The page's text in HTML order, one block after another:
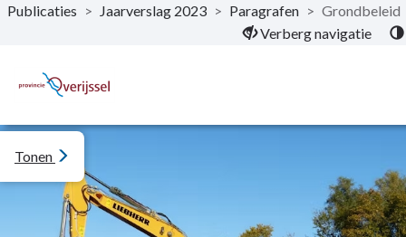
Naar hoofdinhoud
Publicaties > Jaarverslag 2023 > Paragrafen > Grondbeleid
Verberg navigatie
Tonen